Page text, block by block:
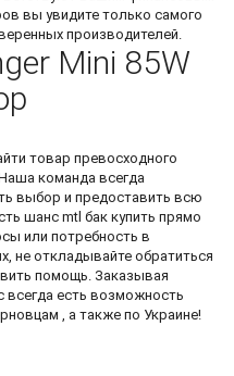
вы увидите только самого
производителей.
Mini 85W
товар превосходного
команда всегда
выбор и предоставить всю
шанс mtl бак купить прямо
или потребность в
не откладывайте обратиться
помощь. Заказывая
всегда есть возможность
, а также по Украине!